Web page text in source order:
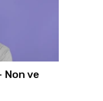
Non ve